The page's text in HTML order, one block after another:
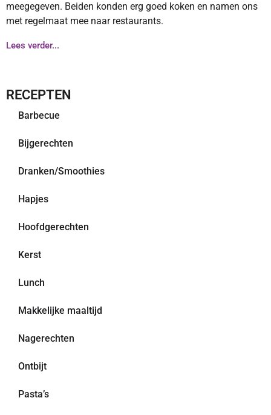
meegegeven. Beiden konden erg goed koken en namen ons
met regelmaat mee naar restaurants.
Lees verder...
RECEPTEN
Barbecue
Bijgerechten
Dranken/Smoothies
Hapjes
Hoofdgerechten
Kerst
Lunch
Makkelijke maaltijd
Nagerechten
Ontbijt
Pasta’s